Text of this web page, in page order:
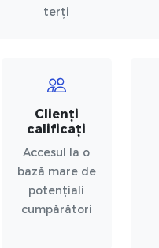
terți
Clienți
calificați
Accesul la o
bază mare de
potențiali
cumpărători